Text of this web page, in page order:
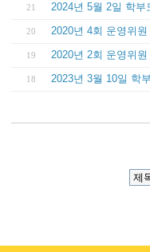
21 2024년 5월 2일 학
20 2020년 4회 운영위
19 2020년 2회 운영위
18 2023년 3월 10일 학